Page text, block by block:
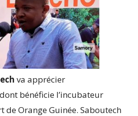
va apprécier
bénéficie l’incubateur
de Orange Guinée. Saboutech